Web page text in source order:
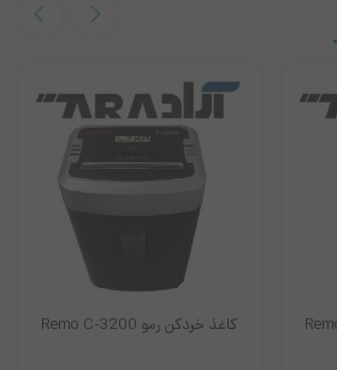
زیر زمین و یا در محل کار و مکانی که در
موتور دستگاه Remo c-2100، دارای قدرتی به میزان ۱۸۰ وات می‌باشد.
موتور با کیفیت دستگاه رابطه مستقیمی
عملکرد دستگاه نقش به سزایی گذاشته
کاغذ خردکن رمو Remo C-3200